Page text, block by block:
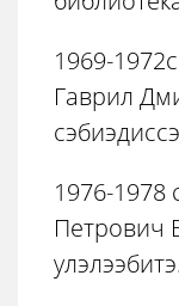
1969-
Гаврил
1976-1978
Петрович
улэлээбитэ.